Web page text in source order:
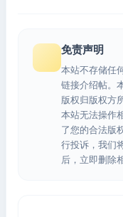
免责声明
本站不存储任
链接介绍帖。
版权归版权方
本站无法操作
了您的合法版
行投诉，我们
后，立即删除